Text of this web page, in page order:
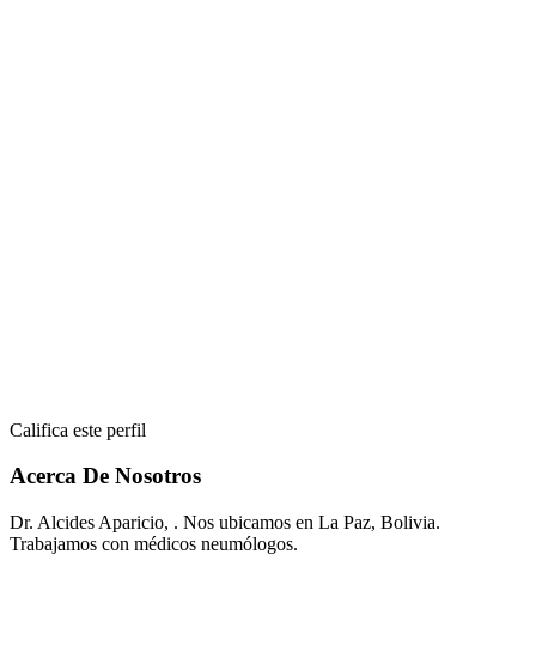
Califica este perfil
Acerca De Nosotros
Dr. Alcides Aparicio, . Nos ubicamos en La Paz, Bolivia.
Trabajamos con médicos neumólogos.